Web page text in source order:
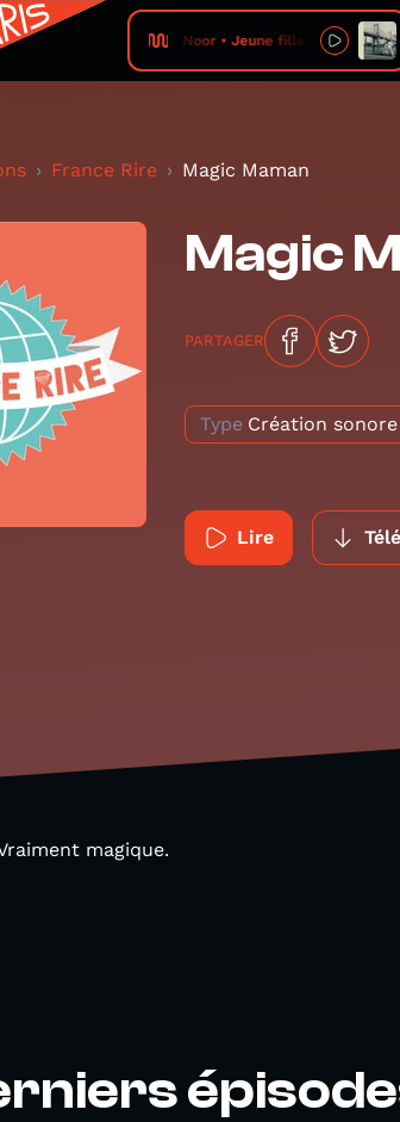
Noor • Jeune fille
France Rire Magic Maman
Magic
PARTAGER
Type Création sonore
Lire
magique.